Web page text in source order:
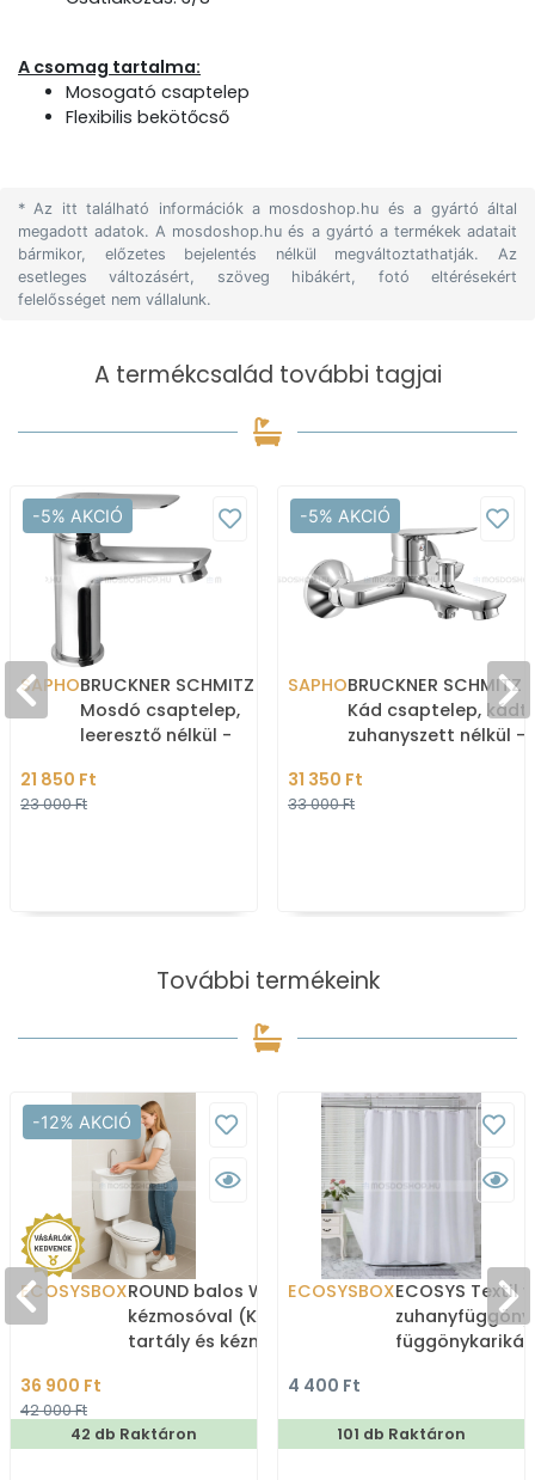
A csomag tartalma:
Mosogató csaptelep
Flexibilis bekötőcső
* Az itt található információk a mosdoshop.hu és a gyártó által
megadott adatok. A mosdoshop.hu és a gyártó a termékek adatait
bármikor, előzetes bejelentés nélkül megváltoztathatják. Az
esetleges változásért, szöveg hibákért, fotó eltérésekért
felelősséget nem vállalunk.
A termékcsalád további tagjai
-5% AKCIÓ
SAPHOBRUCKNER SCHMITZ -
Mosdó csaptelep,
leeresztő nélkül -
21 850 Ft
23 000 Ft
-5% AKCIÓ
SAPHOBRUCKNER SCHMITZ -
Kád csaptelep,
zuhanyszett nélkül -
31 350 Ft
33 000 Ft
További termékeink
-12% AKCIÓ
ECOSYSBOXROUND balos WC tartály
kézmosóval (Kombi WC
tartály és kézmosó)
36 900 Ft
42 000 Ft
42 db Raktáron
ECOSYSBOXECOSYS Textil
zuhanyfüggöny
4 400 Ft
101 db Raktáron